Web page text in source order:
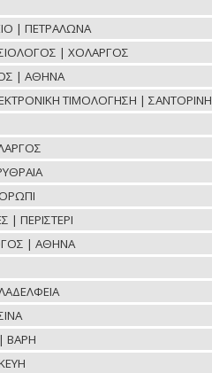
| ΠΕΤΡΑΛΩΝΑ
| ΧΟΛΑΡΓΟΣ
| ΑΘΗΝΑ
ΤΙΜΟΛΟΓΗΣΗ | ΣΑΝΤΟΡΙΝΗ
| ΠΕΡΙΣΤΕΡΙ
| ΑΘΗΝΑ
ΒΑΡΗ